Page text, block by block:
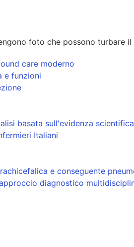
foto che possono turbare
care moderno
e funzioni
basata sull'evidenza scientifica
Italiani
e conseguente
diagnostico